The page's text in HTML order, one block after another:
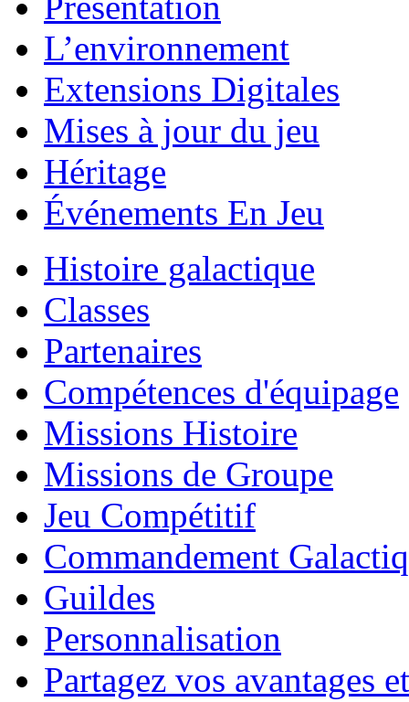
L’environnement
Extensions Digitales
Mises à jour du jeu
Héritage
Événements En Jeu
Histoire galactique
Classes
Partenaires
Compétences d'équipage
Missions Histoire
Missions de Groupe
Jeu Compétitif
Commandement
Guildes
Personnalisation
Partagez vos avantages